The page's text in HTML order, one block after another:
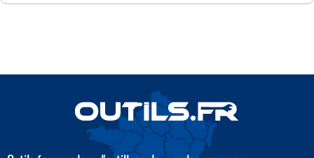
Marquage permanent
CODE ARTICLE Capacité (g) Couleur
115